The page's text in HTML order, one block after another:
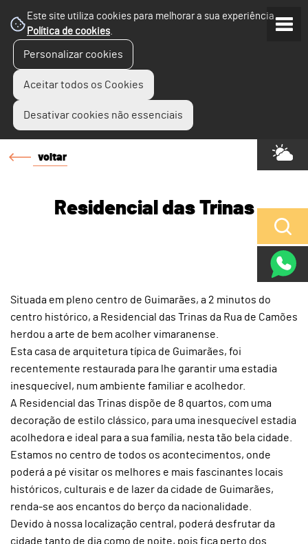
Este site utiliza cookies para melhorar a sua experiência.
Política de cookies.
Personalizar cookies
Aceitar todos os Cookies
Desativar cookies não essenciais
voltar
Residencial das Trinas
Situada em pleno centro de Guimarães, a 2 minutos do
centro histórico, a Residencial das Trinas da Rua de Camões
herdou a arte de bem acolher vimaranense.
Esta casa de arquitetura típica de Guimarães, foi
recentemente restaurada para lhe garantir uma estadia
inesquecível, num ambiente familiar e acolhedor.
A Residencial das Trinas dispõe de 8 quartos, com uma
decoração de estilo clássico, para uma inesquecível estadia
acolhedora e ideal para a sua família, nesta tão bela cidade.
Estamos no centro de todos os acontecimentos, onde
poderá a pé visitar os melhores e mais fascinantes locais
históricos, culturais e de lazer da cidade de Guimarães,
renda-se aos encantos do berço da nacionalidade.
Devido à nossa localização central, poderá desfrutar da
cidade tanto de dia como de noite, pois fica perto dos